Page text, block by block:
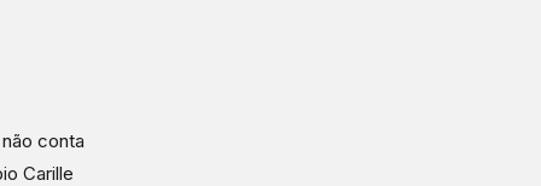
conta
Carille